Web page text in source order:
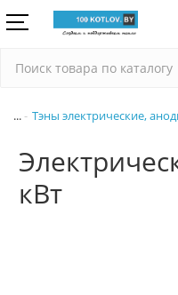
... Тэны электрические,
кВт